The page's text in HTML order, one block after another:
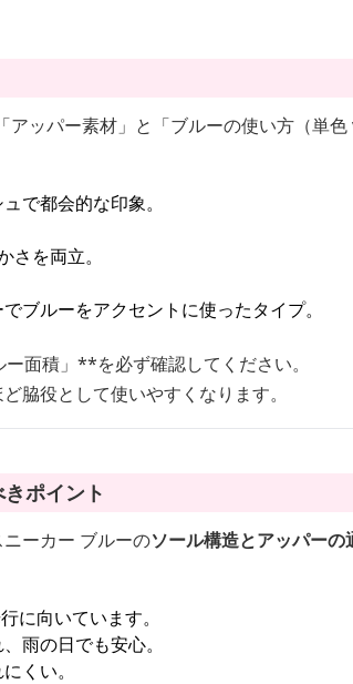
ッパー素材」と「ブルーの使い方（単
で都会的な印象。
さを両立。
ブルーをアクセントに使ったタイプ。
面積」**を必ず確認してください。
脇役として使いやすくなります。
ポイント
ーカー ブルーのソール構造とアッパーの
に向いています。
雨の日でも安心。
くい。